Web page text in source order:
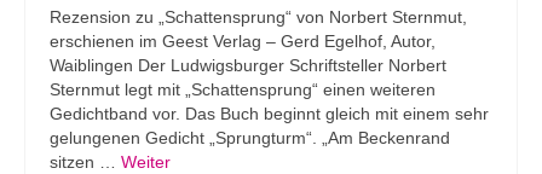
Rezension zu „Schattensprung“ von Norbert Sternmut,
erschienen im Geest Verlag – Gerd Egelhof, Autor,
Waiblingen Der Ludwigsburger Schriftsteller Norbert
Sternmut legt mit „Schattensprung“ einen weiteren
Gedichtband vor. Das Buch beginnt gleich mit einem sehr
gelungenen Gedicht „Sprungturm“. „Am Beckenrand
sitzen … Weiter